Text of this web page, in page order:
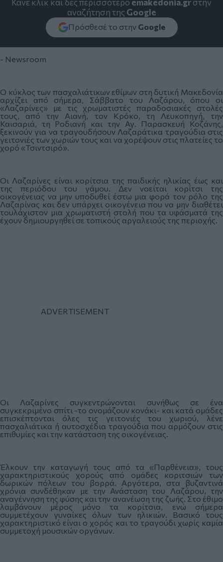
Κάνε κλικ και δες περισσότερο emakedonia.grστην
αναζήτηση της Google
Πρόσθεσέ το στην Google
- Newsroom
Ο κύκλος των πασχαλιάτικων εθίμων στη δυτική Μακεδονία
αρχίζει από σήμερα, Σάββατο του Λαζάρου, όπου οι
«Λαζαρίνες» με τις χρωματιστές παραδοσιακές στολές
τους, από την Αιανή, τον Κρόκο, τη Λευκοπηγή, την
Καισαριά, τη Ροδιανή και την Αγ. Παρασκευή Κοζάνης,
ξεκινούν για να τραγουδήσουν Λαζαράτικα τραγούδια στις
γειτονιές των χωριών τους και να χορέψουν στις πλατείες το
χορό «Τσιντσιρό».
Οι Λαζαρίνες είναι κορίτσια της παιδικής ηλικίας έως και
της περιόδου του γάμου. Δεν νοείται κορίτσι της
οικογένειας να μην υποδυθεί έστω μια φορά τον ρόλο της
Λαζαρίνας και δεν υπάρχει οικογένεια που να μην διαθέτει
τουλάχιστον μια χρωματιστή στολή που τα υφάσματά της
έχουν δημιουργηθεί σε τοπικούς αργαλειούς της περιοχής.
Οι Λαζαρίνες συγκεντρώνονται συνήθως σε ένα
συγκεκριμένο σπίτι -το ονομάζουν κονάκι- και κατά ομάδες
επισκέπτονται όλες τις γειτονιές του χωριού, λένε
πασχαλιάτικα ή αυτοσχέδια τραγούδια που αρμόζουν στις
επιθυμίες και την κατάσταση της οικογένειας.
Έλκουν την καταγωγή τους από τα «Παρθένεια», τους
χαρακτηριστικούς χορούς από ομάδες κοριτσιών των
δωρικών πόλεων του βορρά. Αργότερα, στα βυζαντινά
χρόνια συνδέθηκαν με την Ανάσταση του Λαζάρου, την
αναγέννηση της φύσης και την ανανέωση της ζωής. Στο έθιμο
λαμβάνουν μέρος μόνο τα κορίτσια, ενώ σήμερα
συμμετέχουν γυναίκες όλων των ηλικιών. Βασικό τους
χαρακτηριστικό είναι ο χορός και το τραγούδι χωρίς καμία
συμμετοχή μουσικών οργάνων.